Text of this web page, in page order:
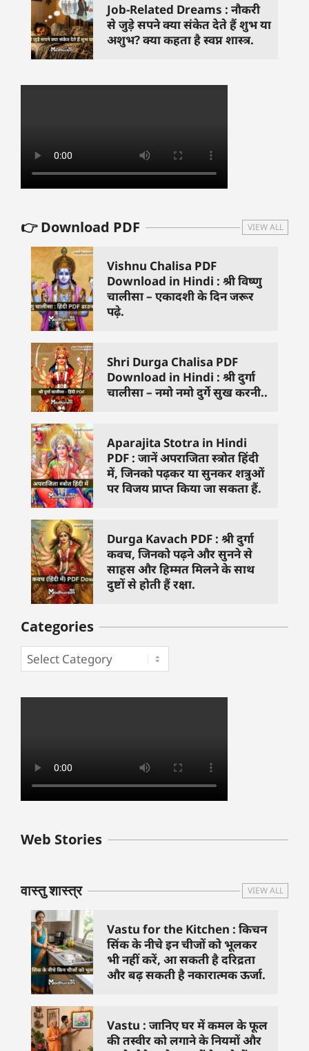
Job-Related Dreams : नौकरी
से जुड़े सपने क्या संकेत देते हैं शुभ या
अशुभ? क्या कहता है स्वप्न शास्त्र.
👉 Download PDF VIEW ALL
Vishnu Chalisa PDF
Download in Hindi : श्री विष्णु
चालीसा – एकादशी के दिन जरूर
पढ़े.
Shri Durga Chalisa PDF
Download in Hindi : श्री दुर्गा
चालीसा – नमो नमो दुर्गे सुख करनी..
Aparajita Stotra in Hindi
PDF : जानें अपराजिता स्त्रोत हिंदी
में, जिनको पढ़कर या सुनकर शत्रुओं
पर विजय प्राप्त किया जा सकता हैं.
Durga Kavach PDF : श्री दुर्गा
कवच, जिनको पढ़ने और सुनने से
साहस और हिम्मत मिलने के साथ
दुष्टों से होती हैं रक्षा.
Categories
Web Stories
बुधवार के उपाय :
जिनसे हो गणेश जी
वास्तु शास्त्र VIEW ALL
Vastu for the Kitchen : किचन
सिंक के नीचे इन चीजों को भूलकर
भी नहीं करें, आ सकती है दरिद्रता
और बढ़ सकती है नकारात्मक ऊर्जा.
Vastu : जानिए घर में कमल के फूल
की तस्वीर को लगाने के नियमों और